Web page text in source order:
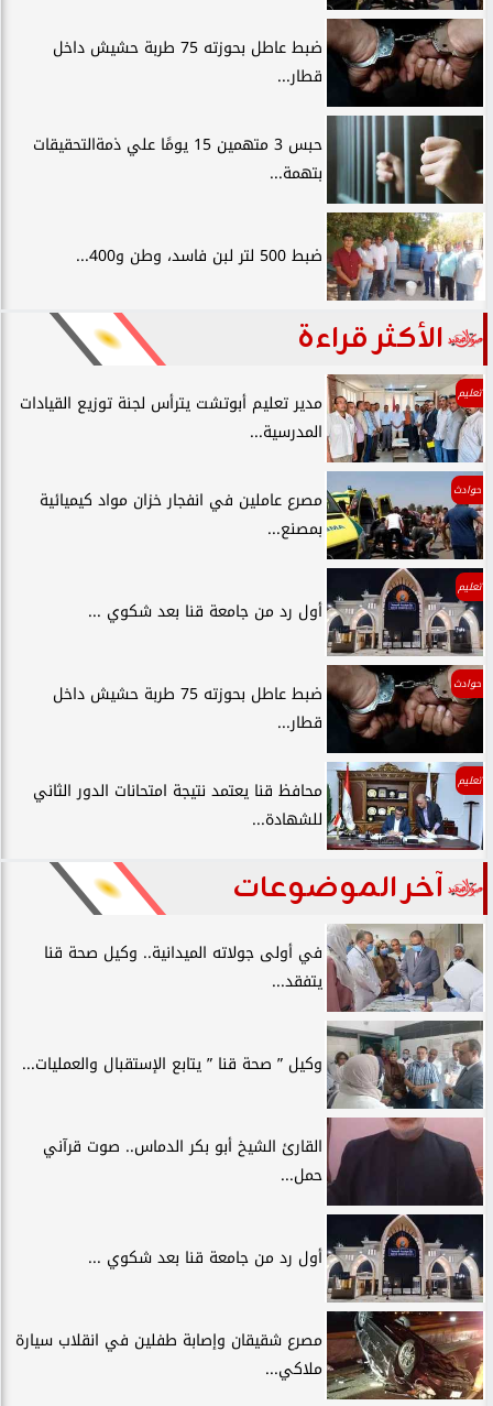
ضبط عاطل بحوزته 75 طربة حشيش داخل
قطار...
حبس 3 متهمين 15 يومًا علي ذمةالتحقيقات
بتهمة...
ضبط 500 لتر لبن فاسد، وطن و400...
الأكثر قراءة
تعليم
مدير تعليم أبوتشت يترأس لجنة توزيع القيادات
المدرسية...
حوادث
مصرع عاملين في انفجار خزان مواد كيميائية
بمصنع...
تعليم
أول رد من جامعة قنا بعد شكوي ...
حوادث
ضبط عاطل بحوزته 75 طربة حشيش داخل
قطار...
تعليم
محافظ قنا يعتمد نتيجة امتحانات الدور الثاني
للشهادة...
آخر الموضوعات
في أولى جولاته الميدانية.. وكيل صحة قنا
يتفقد...
وكيل ” صحة قنا ” يتابع الإستقبال والعمليات...
القارئ الشيخ أبو بكر الدماس.. صوت قرآني
حمل...
أول رد من جامعة قنا بعد شكوي ...
مصرع شقيقان وإصابة طفلين في انقلاب سيارة
ملاكي...